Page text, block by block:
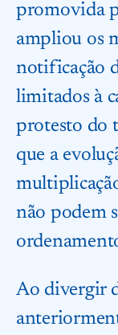
promovida
ampliou os
notificação
limitados à
protesto do
que a
não podem
Ao divergir